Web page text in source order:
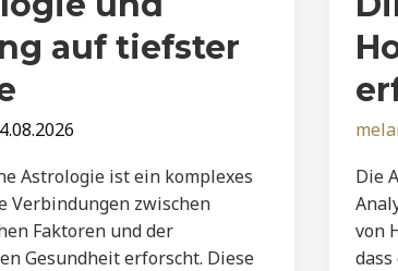
auf tiefster
Astrologie ist ein komplexes
Verbindungen zwischen
Faktoren und der
Gesundheit erforscht. Diese
Die
von